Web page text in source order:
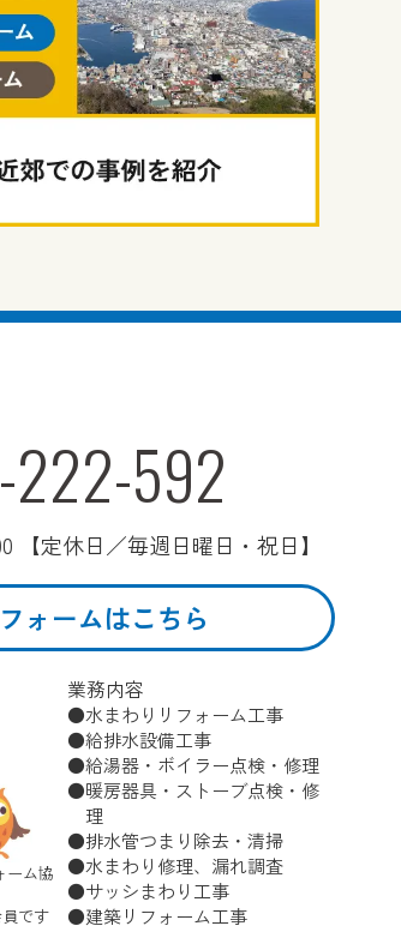
222-592
【定休日／毎週日曜日・祝日】
ォームはこちら
ーム協
です
業務内容
水まわりリフォーム工事
給排水設備工事
給湯器・ボイラー点検・修理
暖房器具・ストーブ点検・修
理
排水管つまり除去・清掃
水まわり修理、漏れ調査
サッシまわり工事
建築リフォーム工事